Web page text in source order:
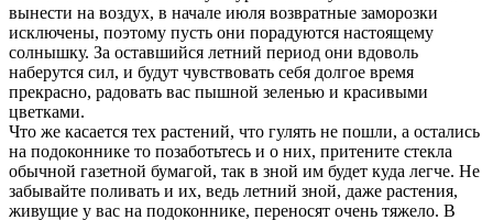
вынести на воздух, в начале июля возвратные заморозки
исключены, поэтому пусть они порадуются настоящему
солнышку. За оставшийся летний период они вдоволь
наберутся сил, и будут чувствовать себя долгое время
прекрасно, радовать вас пышной зеленью и красивыми
цветками.
Что же касается тех растений, что гулять не пошли, а остались
на подоконнике то позаботьтесь и о них, притените стекла
обычной газетной бумагой, так в зной им будет куда легче. Не
забывайте поливать и их, ведь летний зной, даже растения,
живущие у вас на подоконнике, переносят очень тяжело. В